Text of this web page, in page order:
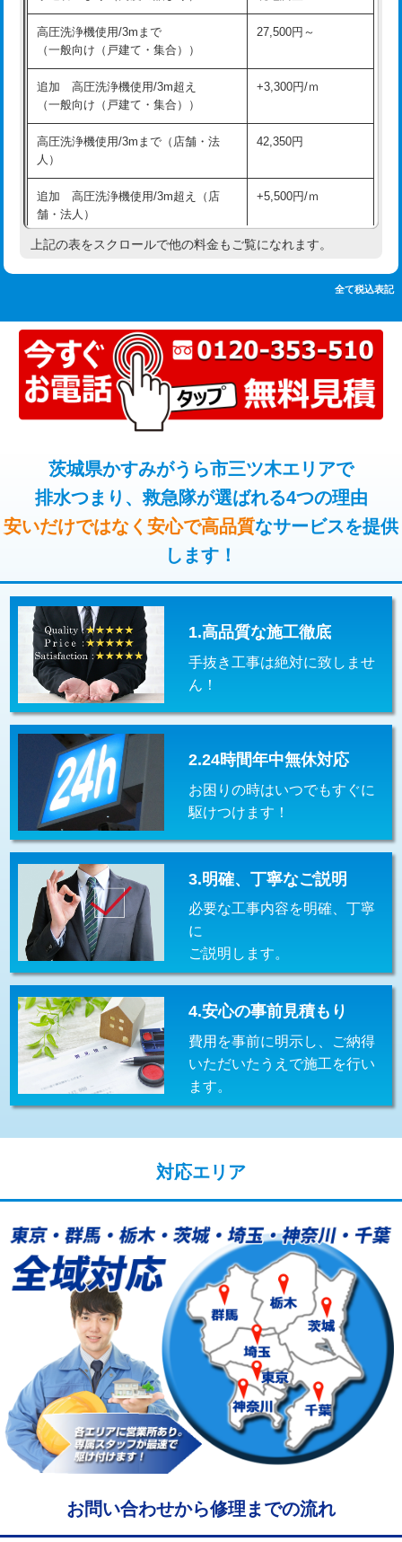
追加人工 16,500円
廃棄・処分 現場見積
※給水管工事は20mmまでの価格です。
持込商品取付（混合水栓）
持込商品取付（浄水器・分岐水栓） 16,500円
業）
排水管工事（追加 排水管工事/3ｍ超
え）
マス交換（土の掘削・埋め戻し作業） 11,000円~
マス交換（深さ50㎝以上） 66,000円
コンクリート斫り（厚さ10㎝まで） 27,500円
コンクリート斫り（厚さ10㎝超え） 38,500円
モルタル補修（厚さ10㎝まで） 27,500円
モルタル補修（厚さ10㎝超え） 38,500円
追加人工 16,500円
高圧洗浄機使用/3mまで
（一般向け（戸建て・集合））
27,500円～
追加 高圧洗浄機使用/3m超え
（一般向け（戸建て・集合））
+3,300円/ｍ
高圧洗浄機使用/3mまで（店舗・法
人）
42,350円
追加 高圧洗浄機使用/3m超え（店
舗・法人）
+5,500円/ｍ
高度高圧洗浄換 現地調査
トーラー機使用/3mまで 33,000円
追加トーラー機使用/3m超え +3,300円
カメラ調査 33,000円
止水・漏水調査・防水処理・清掃・修
理・調整・分解・加工など（軽作業）
11,000円
止水・漏水調査・防水処理・清掃・修
理・調整・分解・加工など（中作業）
22,000円
止水・漏水調査・防水処理・清掃・修
理・調整・分解・加工など（重作業）
33,000円
その他部品の脱着 8,800円～
交換・取付（タンク） 22,000円+材料費
交換・取付(単水栓（壁付・デッキ
式）)
13,200円+材料費
交換・取付(混合水栓（壁付・デッキ
式・ワンホール）)
16,500円+材料費
交換・取付(排水栓・排水トラップ
（P/S/ポップアップ））
22,000円+材料費
交換・取付（その他部品） 11,000円+材料費
持込商品取付（単水栓） 13,200円
持込商品取付（混合水栓） 16,500円
持込商品取付（浄水器・分岐水栓） 16,500円
給水管工事※（ホール加工) 16,500円
給水管工事※（バンド止め) 3,300円
給水管工事※（支持金具設置)
業)
給水管工事※（塩ビ管（VP・HI）使
用/3ｍまで)
33,000円
給水管工事※（塩ビ管（VP・HI）使
用（追加）/3ｍ超え)
+8,800円
給水管工事※（ライニング鋼管・銅
管・ポリ管・HT管使用/3ｍまで)
44,000円
給水管工事※（ライニング鋼管・銅
管・ポリ管・HT管使用/3ｍ超え)
+8,800円
マス交換（土の掘削・埋め戻し作業） 11,000円~
マス交換（深さ50㎝未満） 55,000円
マス交換（深さ50㎝以上） 66,000円
上記の表をスクロールで他の料金もご覧になれます。
全て税込表記
茨城県かすみがうら市三ツ木エリアで
排水つまり、救急隊が選ばれる4つの理由
安いだけではなく安心で高品質なサービスを提供
します！
1.高品質な施工徹底
手抜き工事は絶対に致しませ
ん！
2.24時間年中無休対応
お困りの時はいつでもすぐに
駆けつけます！
3.明確、丁寧なご説明
必要な工事内容を明確、丁寧
に
ご説明します。
4.安心の事前見積もり
費用を事前に明示し、ご納得
いただいたうえで施工を行い
ます。
対応エリア
お問い合わせから修理までの流れ